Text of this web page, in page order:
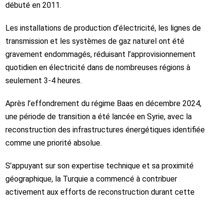
débuté en 2011.
Les installations de production d’électricité, les lignes de
transmission et les systèmes de gaz naturel ont été
gravement endommagés, réduisant l’approvisionnement
quotidien en électricité dans de nombreuses régions à
seulement 3-4 heures.
Après l’effondrement du régime Baas en décembre 2024,
une période de transition a été lancée en Syrie, avec la
reconstruction des infrastructures énergétiques identifiée
comme une priorité absolue.
S’appuyant sur son expertise technique et sa proximité
géographique, la Turquie a commencé à contribuer
activement aux efforts de reconstruction durant cette